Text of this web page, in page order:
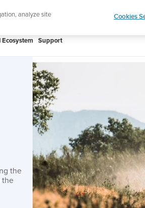
watch out now! Shop
Ecosystem Support
the
the
analyze site
Cookies